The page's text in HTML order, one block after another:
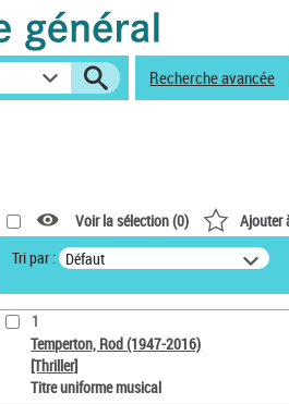
Recherche avancée
Voir la sélection (0) Ajouter
Tri par : Défaut
1
Temperton, Rod (1947-2016)
[Thriller]
Titre uniforme musical